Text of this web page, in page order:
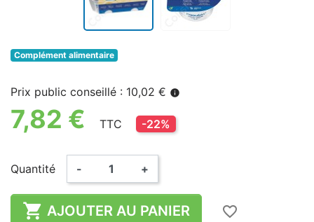
Complément alimentaire
Prix public conseillé : 10,02 € info
7,82 € TTC -22%
Quantité - +
 AJOUTER AU PANIER
favorite_border